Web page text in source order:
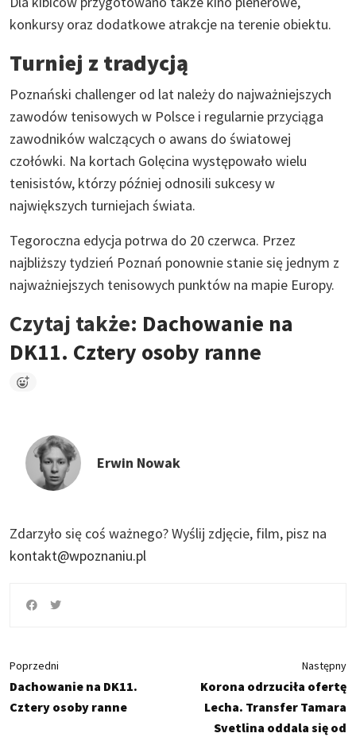
konkursy oraz dodatkowe atrakcje na terenie obiektu.
Turniej z tradycją
Poznański challenger od lat należy do najważniejszych
zawodów tenisowych w Polsce i regularnie przyciąga
zawodników walczących o awans do światowej
czołówki. Na kortach Golęcina występowało wielu
tenisistów, którzy później odnosili sukcesy w
największych turniejach świata.
Tegoroczna edycja potrwa do 20 czerwca. Przez
najbliższy tydzień Poznań ponownie stanie się jednym z
najważniejszych tenisowych punktów na mapie Europy.
Czytaj także: Dachowanie na
DK11. Cztery osoby ranne
Erwin Nowak
Zdarzyło się coś ważnego?Wyślij zdjęcie, film, pisz na
kontakt@wpoznaniu.pl
Poprzedni
Dachowanie na DK11.
Cztery osoby ranne
Następny
Korona odrzuciła ofertę
Lecha. Transfer Tamara
Svetlina oddala się od